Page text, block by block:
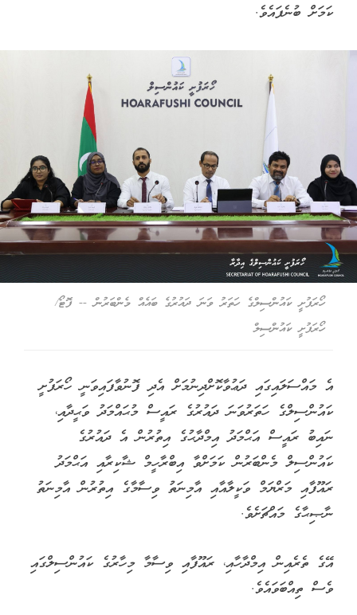
ކަމަށް ބުނެފައެވެ.
ހޯރަފުށީ ކައުންސިލްގެ ހަތަރު ވަނަ ދައުރުގެ ބައެއް މެންބަރުން -- ފޮޓޯ/
ހޯރަފުށީ ކައުންސިލް
އެ މައްސަލައިގައި ދަޢުވާކޮށްދިނުމަށް އެދި ފޮނުވާފައިވަނީ ހޯރަފުށީ
ކައުންސިލްގެ ހަތަރުވަނަ ދައުރުގެ ރައީސް މުޙައްމަދު ވަޙީދާއި،
ނައިބު ރައީސް އަޙްމަދު އިމްދާޙުގެ އިތުރުން އެ ދައުރުގެ
ކައުންސިލް މެންބަރުން ކަމަށްވާ އިބްރާހީމް ޝާކިރާއި އަޙްމަދު
ރައޫފާއި މަރްޔަމް ވަކީލާއާއި އާމިނަތު ވިސާމާގެ އިތުރުން އާމިނަތު
ނާޞިޙާގެ މައްޗަށެވެ.
އޭގެ ތެރެއިން އިމްދާހާއި، ރައޫފާއި ވިސާމާ މިހާރުގެ ކައުންސިލްގައި
ވެސް ތިއްބަވައެވެ.